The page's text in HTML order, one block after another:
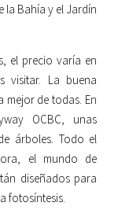
la Bahía y el Jardín
el precio varía en
visitar. La buena
mejor de todas. En
OCBC, unas
árboles. Todo el
el mundo de
diseñados para
fotosíntesis.